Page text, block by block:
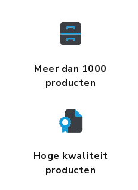
Meer dan 1000
producten
Hoge kwaliteit
producten